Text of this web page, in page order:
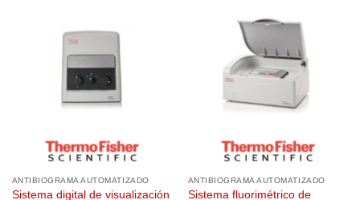
ANTIBIOGRAMA AUTOMATIZADO
Sistema digital de visualización
ANTIBIOGRAMA AUTOMATIZADO
Sistema fluorimétrico de